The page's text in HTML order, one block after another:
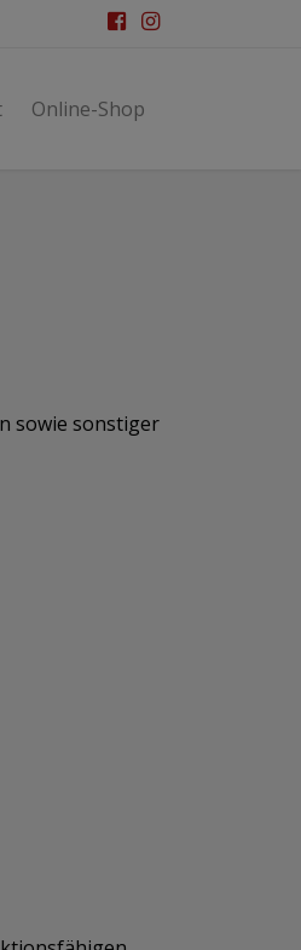
Online-Shop
sowie sonstiger